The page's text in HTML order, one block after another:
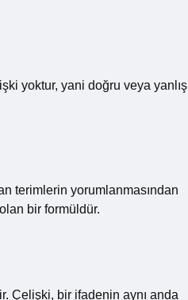
yoktur, yani doğru veya yanlış
terimlerin yorumlanmasından
bir formüldür.
Çelişki, bir ifadenin aynı anda